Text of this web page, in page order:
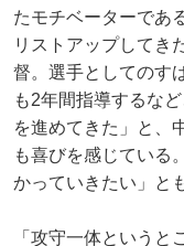
たモチベーターであ
リストアップしてき
督。選手としてのす
も2年間指導するな
を進めてきた」と、
も喜びを感じている
かっていきたい」と
「攻守一体という